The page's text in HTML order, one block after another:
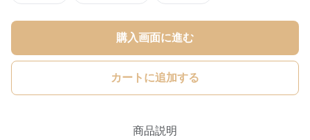
購入画面に進む
カートに追加する
商品説明